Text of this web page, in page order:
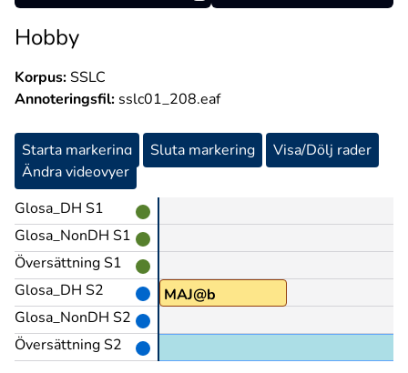
Hobby
Korpus:SSLC
Annoteringsfil: sslc01_208.eaf
Starta markering Sluta markering
Visa/Dölj rader
Ändra videovyer
Glosa_DH S1
Glosa_NonDH S1
Översättning S1
Glosa_DH S2
Glosa_NonDH S2
Översättning S2
MAJ@b